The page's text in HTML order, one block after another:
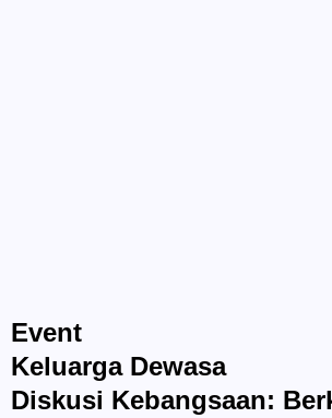
Event
Keluarga Dewasa
Diskusi Kebangsaan: